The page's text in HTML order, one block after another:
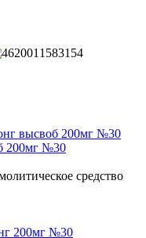
200мг №30
средство